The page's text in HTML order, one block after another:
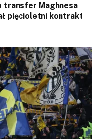
transfer Maghnesa
pięcioletni kontrakt